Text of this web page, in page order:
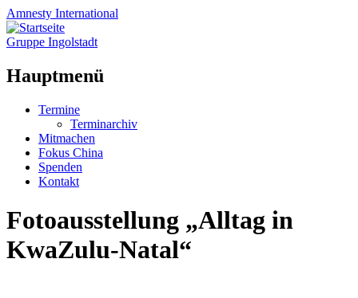
Amnesty International
Gruppe Ingolstadt
Hauptmenü
Zum
springen
Termine
Terminarchiv
Mitmachen
Fokus China
Spenden
Kontakt
Fotoausstellung „Alltag in
KwaZulu-Natal“